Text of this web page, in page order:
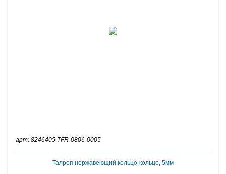
арт: 8246405 TFR-0806-0005
Талреп нержавеющий кольцо-кольцо, 5мм